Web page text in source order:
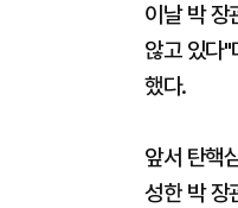
이날 박 장
않고 있다"
했다.
앞서 탄핵
성한 박 장